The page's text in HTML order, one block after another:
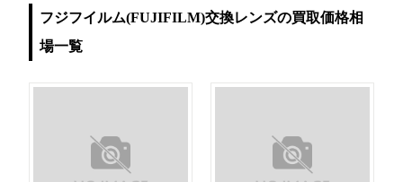
フジフイルム(FUJIFILM)交換レンズの買取価格相
場一覧